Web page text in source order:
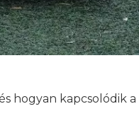
hogyan kapcsolódik a